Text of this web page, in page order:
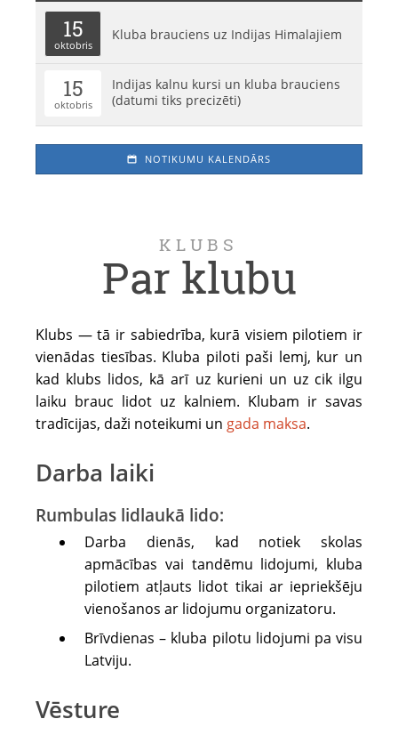
15
oktobris
Kluba brauciens uz Indijas Himalajiem
15
oktobris
Indijas kalnu kursi un kluba brauciens
(datumi tiks precizēti)
NOTIKUMU KALENDĀRS
KLUBS
Par klubu
Klubs — tā ir sabiedrība, kurā visiem pilotiem ir
vienādas tiesības. Kluba piloti paši lemj, kur un
kad klubs lidos, kā arī uz kurieni un uz cik ilgu
laiku brauc lidot uz kalniem. Klubam ir savas
tradīcijas, daži noteikumi un gada maksa.
Darba laiki
Rumbulas lidlaukā lido:
Darba dienās, kad notiek skolas
apmācības vai tandēmu lidojumi, kluba
pilotiem atļauts lidot tikai ar iepriekšēju
vienošanos ar lidojumu organizatoru.
Brīvdienas – kluba pilotu lidojumi pa visu
Latviju.
Vēsture